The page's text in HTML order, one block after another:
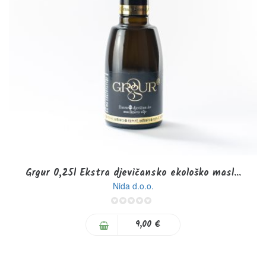
Grgur 0,25l Ekstra djevičansko ekološko masl...
Nida d.o.o.
9,00 €